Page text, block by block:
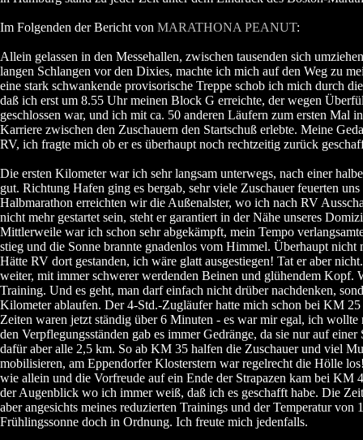
Im Folgenden der Bericht von MARATHONA PEANUT:
Allein gelassen in den Messehallen, zwischen tausenden sich
langen Schlangen vor den Dixies, machte ich mich auf den Weg zu
eine stark schwankende provisorische Treppe schob ich mich durch
daß ich erst um 8.55 Uhr meinen Block G erreichte, der wegen
geschlossen war, und ich mit ca. 50 anderen Läufern zum ersten Mal
Karriere zwischen den Zuschauern den Startschuß erlebte. Meine
RV, ich fragte mich ob er es überhaupt noch rechtzeitig zurück
Die ersten Kilometer war ich sehr langsam unterwegs, nach einer
gut. Richtung Hafen ging es bergab, sehr viele Zuschauer feuerten
Halbmarathon erreichten wir die Außenalster, wo ich nach RV
nicht mehr gestartet sein, steht er garantiert in der Nähe unseres
Mittlerweile war ich schon sehr abgekämpft, mein Tempo
stieg und die Sonne brannte gnadenlos vom Himmel. Überhaupt nicht
Hätte RV dort gestanden, ich wäre glatt ausgestiegen! Tat er aber
weiter, mit immer schwerer werdenden Beinen und glühendem Kopf.
Training. Und es geht, man darf einfach nicht drüber nachdenken,
Kilometer ablaufen. Der 4-Std.-Zugläufer hatte mich schon bei KM
Zeiten waren jetzt ständig über 6 Minuten - es war mir egal, ich
den Verpflegungsständen gab es immer Gedränge, da sie nur auf einer
dafür aber alle 2,5 km. So ab KM 35 halfen die Zuschauer und viel
mobilisieren, am Eppendorfer Klosterstern war regelrecht die Hölle
wie allein und die Vorfreude auf ein Ende der Strapazen kam bei KM
der Augenblick wo ich immer weiß, daß ich es geschafft habe. Die
aber angesichts meines reduzierten Trainings und der Temperatur von
Frühlingssonne doch in Ordnung. Ich freute mich jedenfalls.